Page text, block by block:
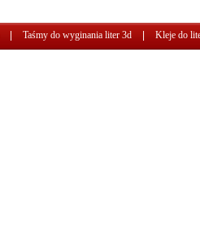
Taśmy do wyginania liter 3d Kleje do